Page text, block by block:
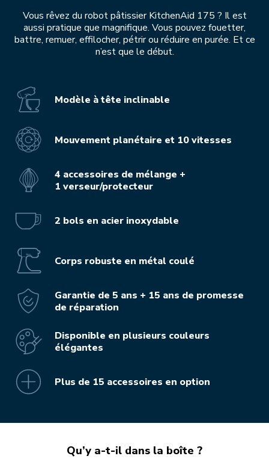
Vous rêvez du robot pâtissier KitchenAid 175 ? Il est
aussi pratique que magnifique. Vous pouvez fouetter,
battre, remuer, effilocher, pétrir ou réduire en purée. Et ce
n’est que le début.
Modèle à tête inclinable
Mouvement planétaire et 10 vitesses
4 accessoires de mélange +
1 verseur/protecteur
2 bols en acier inoxydable
Corps robuste en métal coulé
Garantie de 5 ans + 15 ans de promesse
de réparation
Disponible en plusieurs couleurs
élégantes
Plus de 15 accessoires en option
Qu’y a-t-il dans la boîte ?